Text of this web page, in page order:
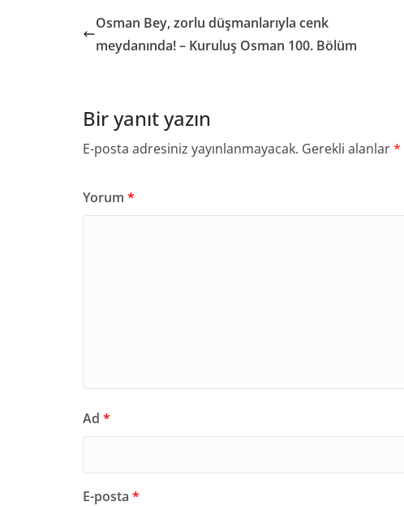
Osman Bey, zorlu düşmanlarıyla cenk
meydanında! – Kuruluş Osman 100. Bölüm
Bir yanıt yazın
E-posta adresiniz yayınlanmayacak. Gerekli alanlar*
Yorum *
Ad *
E-posta *